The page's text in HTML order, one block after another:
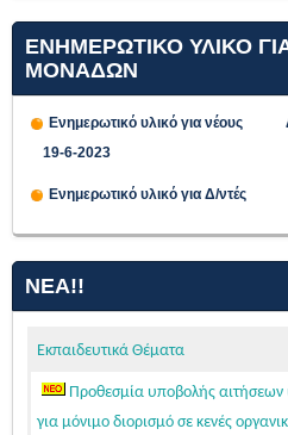
ΕΝΗΜΕΡΩΤΙΚΟ ΥΛΙΚΟ
ΜΟΝΑΔΩΝ
Ενημερωτικό υλικό για
19-6-2023
Ενημερωτικό υλικό για Δ/ντές
ΝΈΑ!!
Εκπαιδευτικά Θέματα
Προθεσμία υποβολής
για μόνιμο διορισμό σε κενές